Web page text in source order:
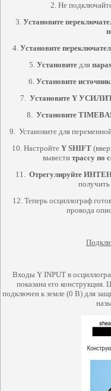
2. Не
3. Установите
4. Установите
5. Установите для
6. Установите
7. Установите Y
8. Установите
9. Установите для
10. Настройте Y SHIFT
вывести трассу по
11. Отрегулируйте
12. Теперь осциллограф
провода
Входы Y INPUT в
показана его конструкция.
подключен к земле (0 В) для